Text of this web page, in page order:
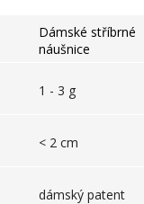
Dámské stříbrné
náušnice
1 - 3 g
< 2 cm
dámský patent